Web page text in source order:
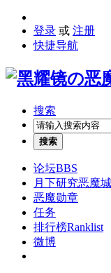
登录 或 注册
快捷导航
搜索
搜索
论坛BBS
月下研究恶魔
恶魔勋章
任务
排行榜Ranklist
微博